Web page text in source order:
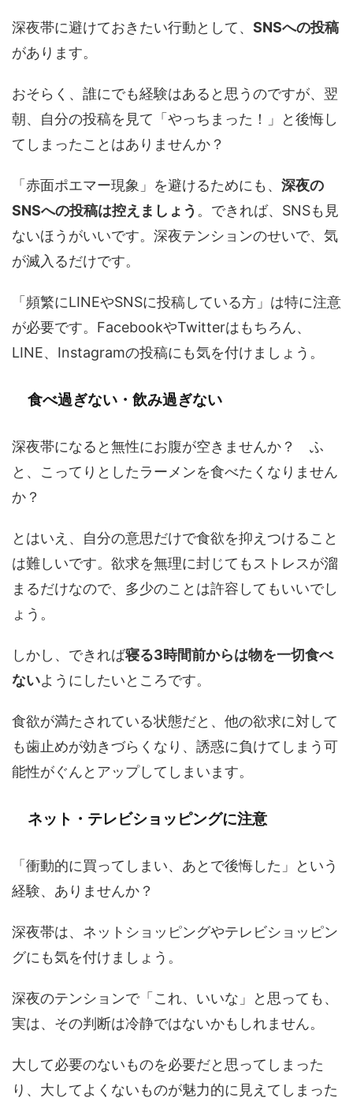
深夜帯に避けておきたい行動として、 SNSへの投稿
があります。
おそらく、誰にでも経験はあると思うのですが、翌
朝、自分の投稿を見て「やっちまった！」と後悔し
てしまったことはありませんか？
「赤面ポエマー現象」を避けるためにも、 深夜の
SNSへの投稿は控えましょう 。できれば、SNSも見
ないほうがいいです。深夜テンションのせいで、気
が滅入るだけです。
「頻繁にLINEやSNSに投稿している方」は特に注意
が必要です。FacebookやTwitterはもちろん、
LINE、Instagramの投稿にも気を付けましょう。
食べ過ぎない・飲み過ぎない
深夜帯になると無性にお腹が空きませんか？ ふ
と、こってりとしたラーメンを食べたくなりません
か？
とはいえ、自分の意思だけで食欲を抑えつけること
は難しいです。欲求を無理に封じてもストレスが溜
まるだけなので、多少のことは許容してもいいでし
ょう。
しかし、できれば寝る3時間前からは物を一切食べ
ないようにしたいところです。
食欲が満たされている状態だと、他の欲求に対して
も歯止めが効きづらくなり、誘惑に負けてしまう可
能性がぐんとアップしてしまいます。
ネット・テレビショッピングに注意
「衝動的に買ってしまい、あとで後悔した」という
経験、ありませんか？
深夜帯は、ネットショッピングやテレビショッピン
グにも気を付けましょう。
深夜のテンションで「これ、いいな」と思っても、
実は、その判断は冷静ではないかもしれません。
大して必要のないものを必要だと思ってしまった
り、大してよくないものが魅力的に見えてしまった